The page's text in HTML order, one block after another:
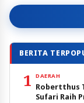
BERITA
1 DAERAH
Robertthus
Sufari Raih